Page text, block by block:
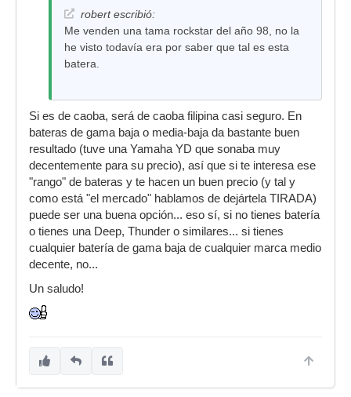
robert escribió:
Me venden una tama rockstar del año 98, no la
he visto todavía era por saber que tal es esta
batera.
Si es de caoba, será de caoba filipina casi seguro. En
bateras de gama baja o media-baja da bastante buen
resultado (tuve una Yamaha YD que sonaba muy
decentemente para su precio), así que si te interesa ese
"rango" de bateras y te hacen un buen precio (y tal y
como está "el mercado" hablamos de dejártela TIRADA)
puede ser una buena opción... eso sí, si no tienes batería
o tienes una Deep, Thunder o similares... si tienes
cualquier batería de gama baja de cualquier marca medio
decente, no...
Un saludo!